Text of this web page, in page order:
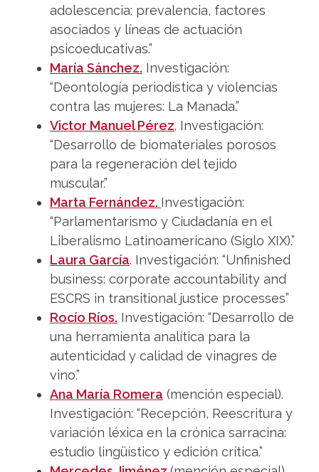
adolescencia: prevalencia, factores
asociados y líneas de actuación
psicoeducativas.”
María Sánchez. Investigación:
“Deontología periodística y violencias
contra las mujeres: La Manada.”
Victor Manuel Pérez. Investigación:
“Desarrollo de biomateriales porosos
para la regeneración del tejido
muscular.”
Marta Fernández. Investigación:
“Parlamentarismo y Ciudadanía en el
Liberalismo Latinoamericano (Siglo XIX).”
Laura García. Investigación: “Unfinished
business: corporate accountability and
ESCRS in transitional justice processes”
Rocío Ríos. Investigación: “Desarrollo de
una herramienta analítica para la
autenticidad y calidad de vinagres de
vino.”
Ana María Romera (mención especial).
Investigación: “Recepción, Reescritura y
variación léxica en la crónica sarracina:
estudio lingüístico y edición crítica.”